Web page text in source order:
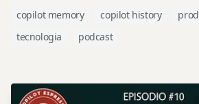
copilot memory
copilot history
tecnologia
podcast